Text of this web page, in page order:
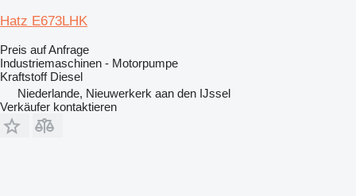
Hatz E673LHK
Preis auf Anfrage
Industriemaschinen - Motorpumpe
Kraftstoff Diesel
Niederlande, Nieuwerkerk aan den IJssel
Verkäufer kontaktieren